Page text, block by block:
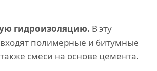
гидроизоляцию. В эту
полимерные и битумные
смеси на основе цемента.